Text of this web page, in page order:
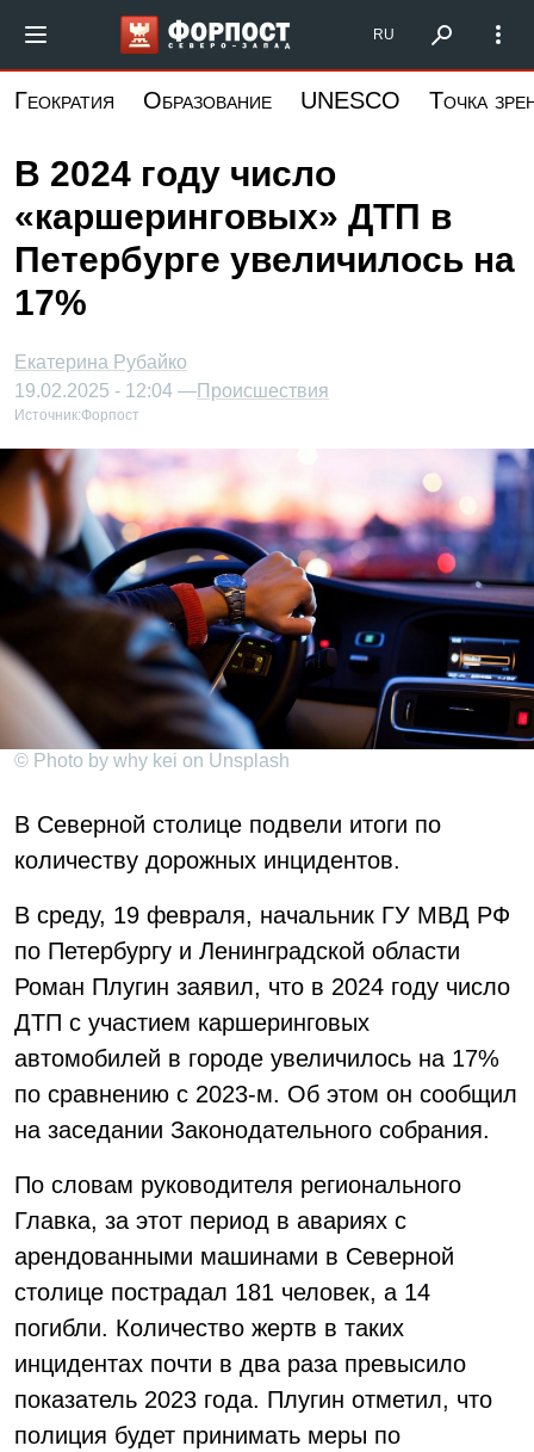
основному
Форпост Северо-Запад
RU
Геократия Образование UNESCO Точка
В 2024 году число
«каршеринговых» ДТП в
Петербурге увеличилось на
17%
Екатерина Рубайко
19.02.2025 - 12:04 —Происшествия
Источник:Форпост
© Photo by why kei on Unsplash
В Северной столице подвели итоги по
количеству дорожных инцидентов.
В среду, 19 февраля, начальник ГУ МВД РФ
по Петербургу и Ленинградской области
Роман Плугин заявил, что в 2024 году число
ДТП с участием каршеринговых
автомобилей в городе увеличилось на 17%
по сравнению с 2023-м. Об этом он сообщил
на заседании Законодательного собрания.
По словам руководителя регионального
Главка, за этот период в авариях с
арендованными машинами в Северной
столице пострадал 181 человек, а 14
погибли. Количество жертв в таких
инцидентах почти в два раза превысило
показатель 2023 года. Плугин отметил, что
полиция будет принимать меры по